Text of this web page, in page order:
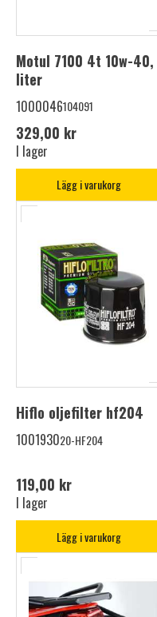
Motul 7100 4t 10w-40,
liter
1000046104091
329,00 kr
I lager
Lägg i varukorg
Hiflo oljefilter hf204
100193020-HF204
119,00 kr
I lager
Lägg i varukorg